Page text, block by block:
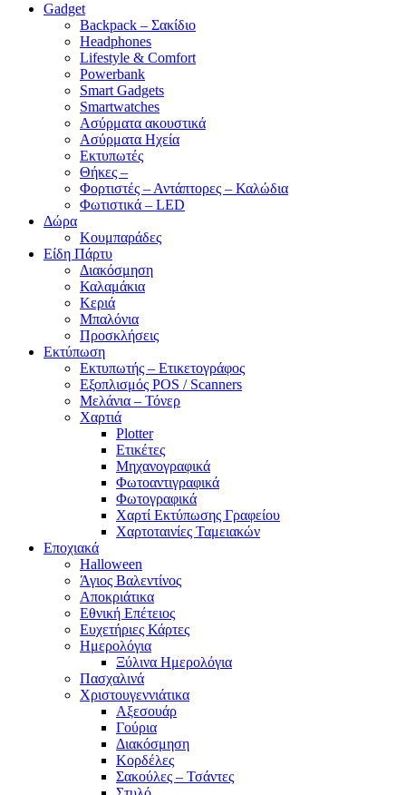
Gadget
Backpack – Σακίδιο
Headphones
Lifestyle & Comfort
Powerbank
Smart Gadgets
Smartwatches
Ασύρματα ακουστικά
Ασύρματα Ηχεία
Εκτυπωτές
Θήκες –
Φορτιστές – Αντάπτορες – Καλώδια
Φωτιστικά – LED
Δώρα
Κουμπαράδες
Είδη Πάρτυ
Διακόσμηση
Καλαμάκια
Κεριά
Μπαλόνια
Προσκλήσεις
Εκτύπωση
Εκτυπωτής – Ετικετογράφος
Εξοπλισμός POS / Scanners
Μελάνια – Τόνερ
Χαρτιά
Plotter
Ετικέτες
Μηχανογραφικά
Φωτοαντιγραφικά
Φωτογραφικά
Χαρτί Εκτύπωσης Γραφείου
Χαρτοταινίες Ταμειακών
Εποχιακά
Halloween
Άγιος Βαλεντίνος
Αποκριάτικα
Εθνική Επέτειος
Ευχετήριες Κάρτες
Ημερολόγια
Ξύλινα Ημερολόγια
Πασχαλινά
Χριστουγεννιάτικα
Αξεσουάρ
Γούρια
Διακόσμηση
Κορδέλες
Σακούλες – Τσάντες